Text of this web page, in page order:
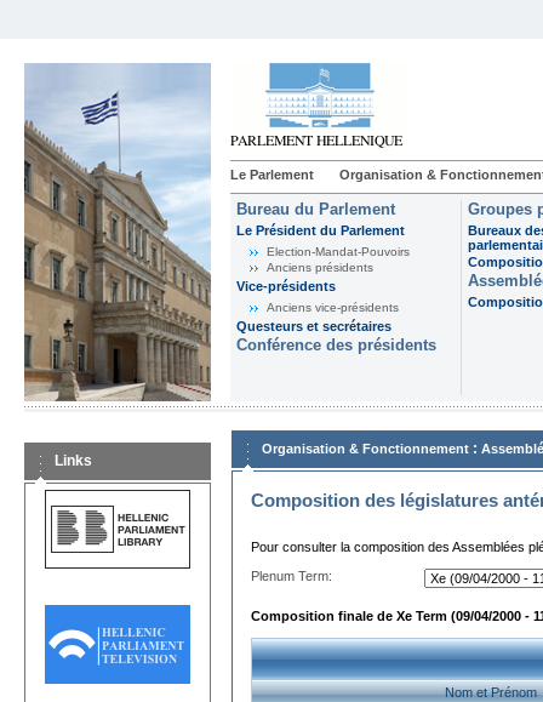
Le Parlement Organisation &
Bureau du Parlement
Le Président du Parlement
Election-Mandat-Pouvoirs
Anciens présidents
Vice-présidents
Anciens vice-présidents
Questeurs et secrétaires
Conférence des présidents
Groupes
Bureaux
Links
Organisation & Fonctionnement :
Composition des législatures
Pour consulter la composition des Assemblées
Plenum Term:
Composition finale de Xe Term (09/04/2000 -
Nom et Prénom